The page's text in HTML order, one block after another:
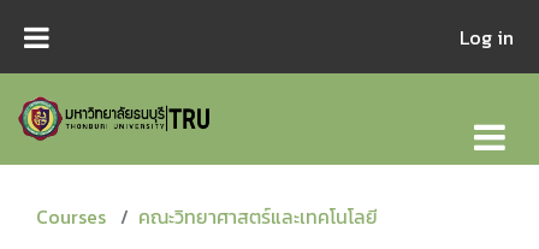
Log in
Courses
คณะวิทยาศาสตร์และเทคโนโลยี